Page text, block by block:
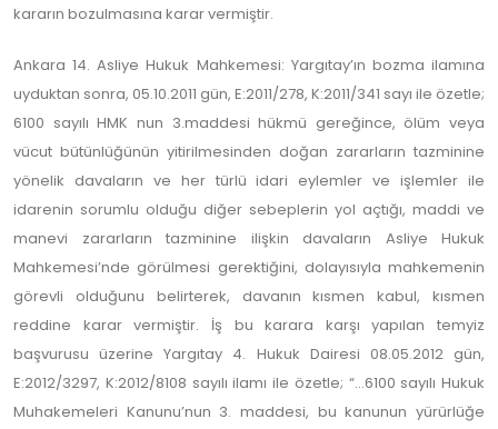
kararın bozulmasına karar vermiştir.
Ankara 14. Asliye Hukuk Mahkemesi: Yargıtay’ın bozma ilamına
uyduktan sonra, 05.10.2011 gün, E:2011/278, K:2011/341 sayı ile özetle;
6100 sayılı HMK nun 3.maddesi hükmü gereğince, ölüm veya
vücut bütünlüğünün yitirilmesinden doğan zararların tazminine
yönelik davaların ve her türlü idari eylemler ve işlemler ile
idarenin sorumlu olduğu diğer sebeplerin yol açtığı, maddi ve
manevi zararların tazminine ilişkin davaların Asliye Hukuk
Mahkemesi’nde görülmesi gerektiğini, dolayısıyla mahkemenin
görevli olduğunu belirterek, davanın kısmen kabul, kısmen
reddine karar vermiştir. İş bu karara karşı yapılan temyiz
başvurusu üzerine Yargıtay 4. Hukuk Dairesi 08.05.2012 gün,
E:2012/3297, K:2012/8108 sayılı ilamı ile özetle; “…6100 sayılı Hukuk
Muhakemeleri Kanunu’nun 3. maddesi, bu kanunun yürürlüğe